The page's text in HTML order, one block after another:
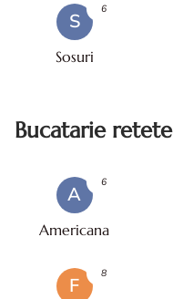
S
Sosuri
6
Bucatarie retete
A
Americana
6
F
8